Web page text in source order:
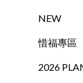
NEW
惜福專區
2026